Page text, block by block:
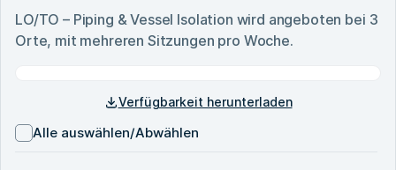
LO/TO – Piping & Vessel Isolation wird angeboten bei 3
Orte, mit mehreren Sitzungen pro Woche.
Verfügbarkeit herunterladen
Alle auswählen/Abwählen